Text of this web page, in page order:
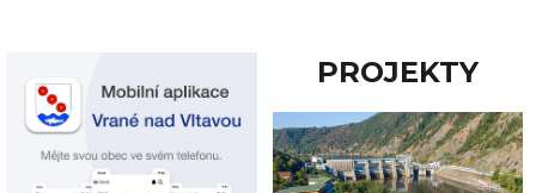
PROJEKTY